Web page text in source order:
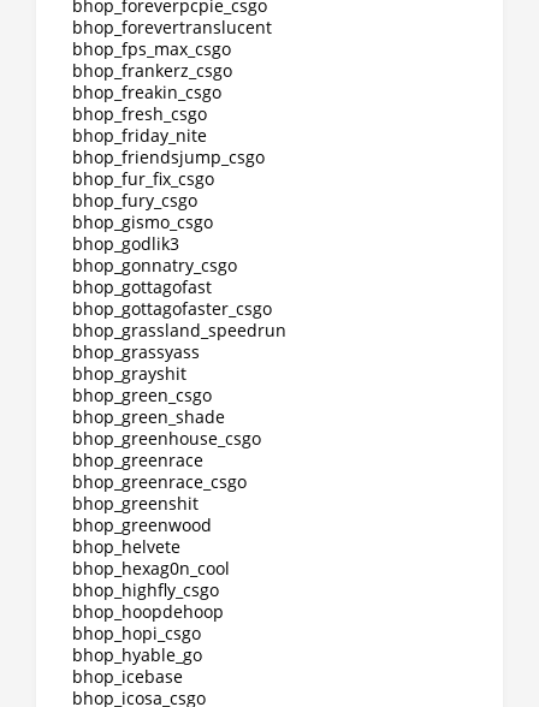
bhop_foreverpcpie_csgo
bhop_forevertranslucent
bhop_fps_max_csgo
bhop_frankerz_csgo
bhop_freakin_csgo
bhop_fresh_csgo
bhop_friday_nite
bhop_friendsjump_csgo
bhop_fur_fix_csgo
bhop_fury_csgo
bhop_gismo_csgo
bhop_godlik3
bhop_gonnatry_csgo
bhop_gottagofast
bhop_gottagofaster_csgo
bhop_grassland_speedrun
bhop_grassyass
bhop_grayshit
bhop_green_csgo
bhop_green_shade
bhop_greenhouse_csgo
bhop_greenrace
bhop_greenrace_csgo
bhop_greenshit
bhop_greenwood
bhop_helvete
bhop_hexag0n_cool
bhop_highfly_csgo
bhop_hoopdehoop
bhop_hopi_csgo
bhop_hyable_go
bhop_icebase
bhop_icosa_csgo